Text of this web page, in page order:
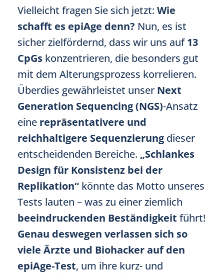
Vielleicht fragen Sie sich jetzt: Wie
schafft es epiAge denn? Nun, es ist
sicher zielfördernd, dass wir uns auf13
CpGs konzentrieren, die besonders gut
mit dem Alterungsprozess korrelieren.
Überdies gewährleistet unser Next
Generation Sequencing (NGS)-Ansatz
eine repräsentativere und
reichhaltigere Sequenzierung dieser
entscheidenden Bereiche. „Schlankes
Design für Konsistenz bei der
Replikation“ könnte das Motto unseres
Tests lauten – was zu einer ziemlich
beeindruckenden Beständigkeit führt!
Genau deswegen verlassen sich so
viele Ärzte und Biohacker auf den
epiAge-Test, um ihre kurz- und